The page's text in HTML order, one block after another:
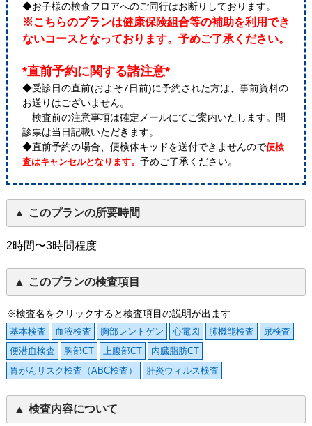
◆お子様の検査フロアへのご同行はお断りしております。
※こちらのプランは健康保険組合等の補助を利用でき
ないコースとなっております。予めご了承ください。
*直前予約に関する諸注意*
◆受診日の直前(およそ7日前)に予約された方は、事前資料の
お送りはございません。
検査前の注意事項は確定メールにてご案内いたします。問
診票は当日記載いただきます。
◆直前予約の場合、便検体キッドを送付できませんので便検
査はキャンセルとなります。 予めご了承ください。
このプランの所要時間
2時間〜3時間程度
このプランの検査項目
※検査名をクリックすると検査項目の説明が出ます
基本検査 血液検査 胸部レントゲン 心電図 肺機能検査
尿検査
便潜血検査
胸部CT 上腹部CT
内臓脂肪CT
胃がんリスク検査（ABC検査）
肝炎ウィルス検査
検査内容について